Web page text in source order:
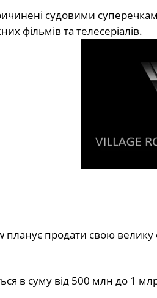
судовими
фільмів та телесеріалів.
продати свою велику
в суму від 500 млн до 1